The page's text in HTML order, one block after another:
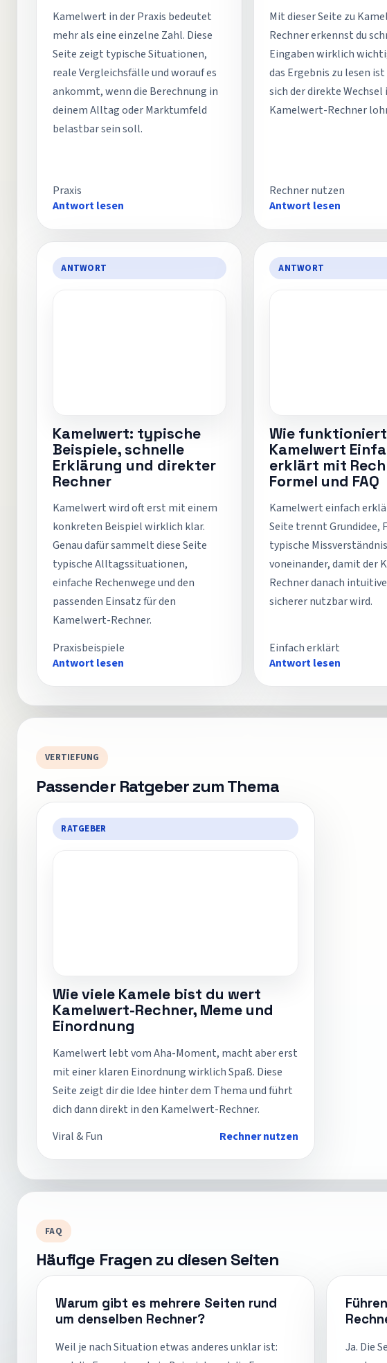
Kamelwert in der Praxis bedeutet
mehr als eine einzelne Zahl. Diese
Seite zeigt typische Situationen,
reale Vergleichsfälle und worauf es
ankommt, wenn die Berechnung in
deinem Alltag oder Marktumfeld
belastbar sein soll.
Praxis
Antwort lesen
Mit dieser Seite zu
Rechner erkennst du
Eingaben wirklich
das Ergebnis zu lesen
sich der direkte Wechsel
Kamelwert-Rechner
Rechner nutzen
Antwort lesen
ANTWORT
Kamelwert: typische
Beispiele, schnelle
Erklärung und direkter
Rechner
Kamelwert wird oft erst mit einem
konkreten Beispiel wirklich klar.
Genau dafür sammelt diese Seite
typische Alltagssituationen,
einfache Rechenwege und den
passenden Einsatz für den
Kamelwert-Rechner.
Praxisbeispiele
Antwort lesen
ANTWORT
Wie funktioniert
Kamelwert
erklärt mit
Formel und FAQ
Kamelwert einfach
Seite trennt Grundidee,
typische
voneinander, damit der
Rechner danach
sicherer nutzbar wird.
Einfach erklärt
Antwort lesen
VERTIEFUNG
Passender Ratgeber zum Thema
RATGEBER
Wie viele Kamele bist du wert
Kamelwert-Rechner, Meme und
Einordnung
Kamelwert lebt vom Aha-Moment, macht aber erst
mit einer klaren Einordnung wirklich Spaß. Diese
Seite zeigt dir die Idee hinter dem Thema und führt
dich dann direkt in den Kamelwert-Rechner.
Viral & Fun
Rechner nutzen
FAQ
Häufige Fragen zu diesen Seiten
Warum gibt es mehrere Seiten rund
um denselben Rechner?
Weil je nach Situation etwas anderes unklar ist:
Ja. Die